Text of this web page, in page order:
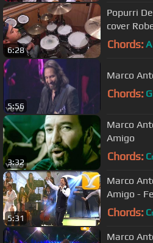
6:28
Popurri
cover
Chords: A
5:56
Marco
Chords: G
3:32
Marco
Amigo
Chords: C
5:31
Marco
Amigo -
2016 HD
Chords: C
Marco